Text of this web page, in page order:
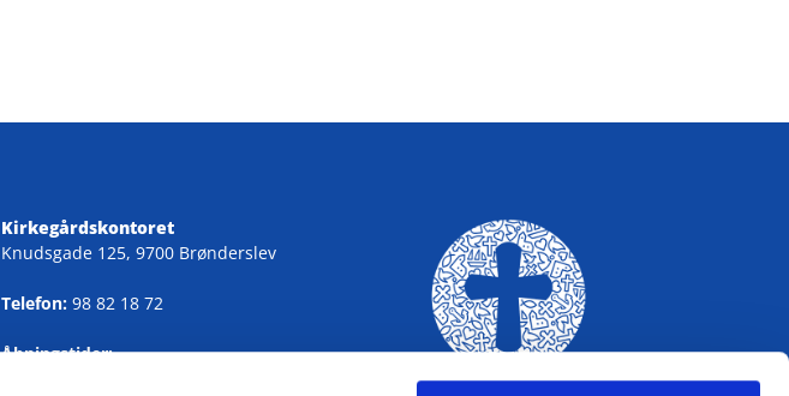
Kirkegårdskontoret
Knudsgade 125, 9700 Brønderslev
Telefon: 98 82 18 72
Åbningstider: